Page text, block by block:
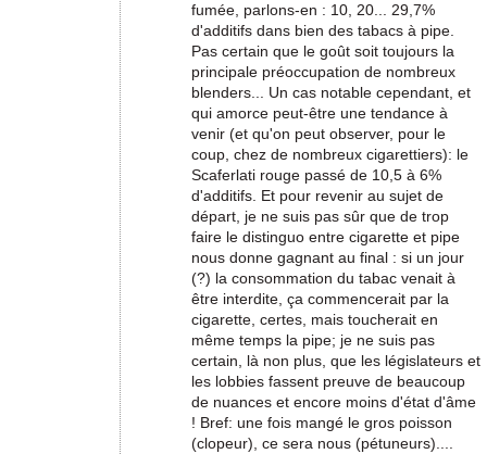
fumée, parlons-en : 10, 20... 29,7%
d'additifs dans bien des tabacs à pipe.
Pas certain que le goût soit toujours la
principale préoccupation de nombreux
blenders... Un cas notable cependant, et
qui amorce peut-être une tendance à
venir (et qu'on peut observer, pour le
coup, chez de nombreux cigarettiers): le
Scaferlati rouge passé de 10,5 à 6%
d'additifs. Et pour revenir au sujet de
départ, je ne suis pas sûr que de trop
faire le distinguo entre cigarette et pipe
nous donne gagnant au final : si un jour
(?) la consommation du tabac venait à
être interdite, ça commencerait par la
cigarette, certes, mais toucherait en
même temps la pipe; je ne suis pas
certain, là non plus, que les législateurs et
les lobbies fassent preuve de beaucoup
de nuances et encore moins d'état d'âme
! Bref: une fois mangé le gros poisson
(clopeur), ce sera nous (pétuneurs)....